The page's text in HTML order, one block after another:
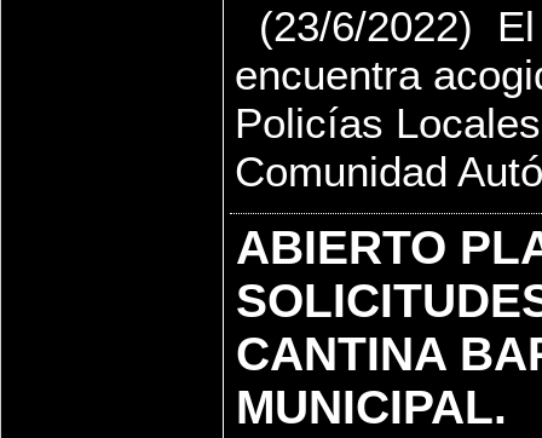
(23/6/2022) El
encuentra
Policías
Comunidad
ABIERTO
CANTINA
MUNICIPAL.